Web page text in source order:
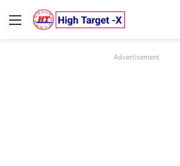
Menu
Advertisement